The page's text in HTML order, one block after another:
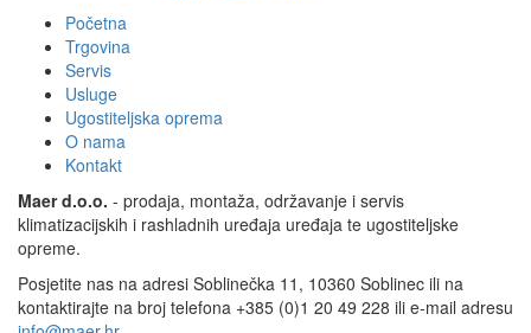
Početna
Trgovina
Servis
Usluge
Ugostiteljska oprema
O nama
Kontakt
Maer d.o.o. - prodaja, montaža, održavanje i servis
klimatizacijskih i rashladnih uređaja uređaja te ugostiteljske
opreme.
Posjetite nas na adresi Soblinečka 11, 10360 Soblinec ili na
kontaktirajte na broj telefona +385 (0)1 20 49 228 ili e-mail adresu